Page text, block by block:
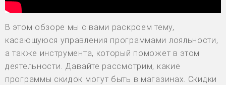
В этом обзоре мы с вами раскроем тему,
касающуюся управления программами лояльности,
а также инструмента, который поможет в этом
деятельности. Давайте рассмотрим, какие
программы скидок могут быть в магазинах. Скидки